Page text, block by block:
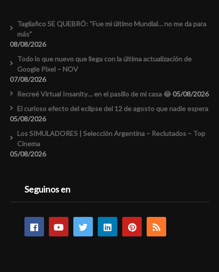
Tagliafico SE QUEBRÓ: “Fue mi último Mundial… no me da para
más”
08/08/2026
Todo lo que nuevo que llega con la última actualización de
Google Pixel – NOV
07/08/2026
Recreé Virtual Insanity… en el pasillo de mi casa 😂05/08/2026
El curioso efecto del eclipse del 12 de agosto que nadie espera
05/08/2026
Los SIMULADORES | Selección Argentina – Reclutados – Top
Cinema
05/08/2026
Seguinos en